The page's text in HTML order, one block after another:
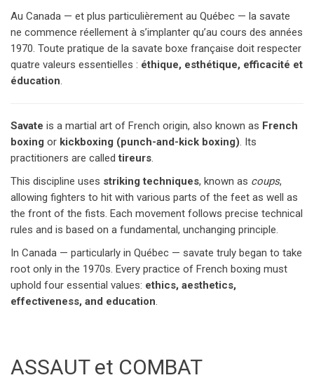
Au Canada — et plus particulièrement au Québec — la savate
ne commence réellement à s’implanter qu’au cours des années
1970. Toute pratique de la savate boxe française doit respecter
quatre valeurs essentielles : éthique, esthétique, efficacité et
éducation.
Savate is a martial art of French origin, also known as French
boxing or kickboxing (punch-and-kick boxing). Its
practitioners are called tireurs.
This discipline uses striking techniques, known as coups,
allowing fighters to hit with various parts of the feet as well as
the front of the fists. Each movement follows precise technical
rules and is based on a fundamental, unchanging principle.
In Canada — particularly in Québec — savate truly began to take
root only in the 1970s. Every practice of French boxing must
uphold four essential values: ethics, aesthetics,
effectiveness, and education.
ASSAUT et COMBAT